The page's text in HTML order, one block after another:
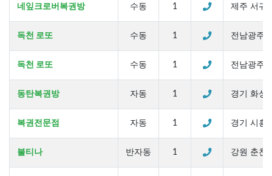
네잎크로버복권방 수동 1 제주 서귀
독천 로또 수동 1 전남광주
독천 로또 수동 1 전남광주
동탄복권방 자동 1 경기 화성
복권전문점 자동 1 경기 시흥
불티나 반자동 1 강원 춘천